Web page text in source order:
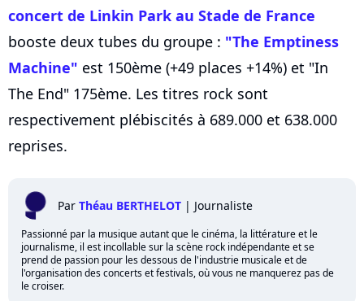
concert de Linkin Park au Stade de France
booste deux tubes du groupe : "The Emptiness
Machine" est 150ème (+49 places +14%) et "In
The End" 175ème. Les titres rock sont
respectivement plébiscités à 689.000 et 638.000
reprises.
Par Théau BERTHELOT | Journaliste
Passionné par la musique autant que le cinéma, la littérature et le
journalisme, il est incollable sur la scène rock indépendante et se
prend de passion pour les dessous de l'industrie musicale et de
l'organisation des concerts et festivals, où vous ne manquerez pas de
le croiser.